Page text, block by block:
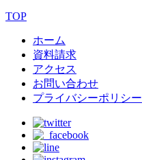
TOP
ホーム
資料請求
アクセス
お問い合わせ
プライバシーポリシー